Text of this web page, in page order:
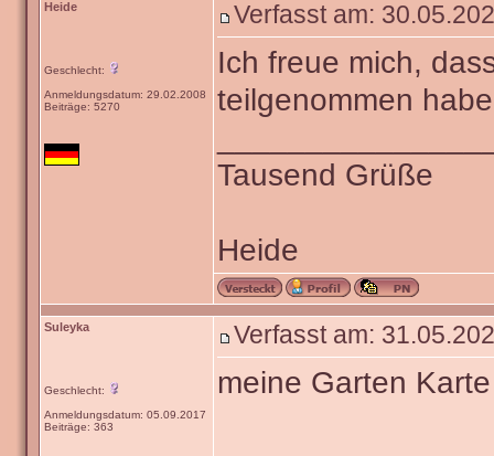
Heide
Geschlecht:
Anmeldungsdatum: 29.02.2008
Beiträge: 5270
Verfasst am:
Ich freue mich,
teilgenommen
Tausend Grüße
Heide
Suleyka
Geschlecht:
Anmeldungsdatum: 05.09.2017
Beiträge: 363
Verfasst am:
meine Garten Karte